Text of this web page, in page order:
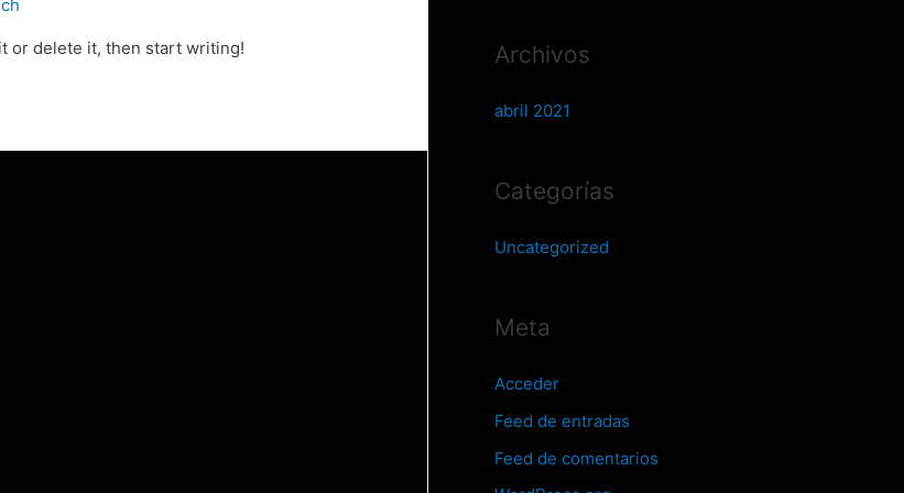
or delete it, then start writing! Archivos
abril 2021
Categorías
Uncategorized
Meta
Acceder
Feed de entradas
Feed de comentarios